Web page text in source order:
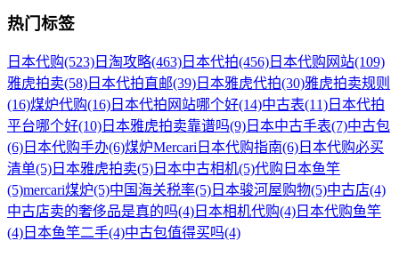
热门标签
日本代购(523) 日淘攻略(463) 日本代拍(456) 日本代购网站(109)
雅虎拍卖(58) 日本代拍直邮(39) 日本雅虎代拍(30)雅虎拍卖规则
(16)煤炉代购(16) 日本代拍网站哪个好(14)中古表(11) 日本代拍
平台哪个好(10) 日本雅虎拍卖靠谱吗(9) 日本中古手表(7)中古包
(6) 日本代购手办(6)煤炉Mercari日本代购指南(6) 日本代购必买
清单(5) 日本雅虎拍卖(5) 日本中古相机(5)代购日本鱼竿
(5)mercari煤炉(5)中国海关税率(5) 日本骏河屋购物(5)中古店(4)
中古店卖的奢侈品是真的吗(4) 日本相机代购(4) 日本代购鱼竿
(4) 日本鱼竿二手(4)中古包值得买吗(4)